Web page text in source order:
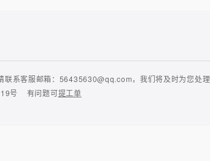
联系客服邮箱：56435630@qq.com，我们将及时为您处理
号 有问题可提工单